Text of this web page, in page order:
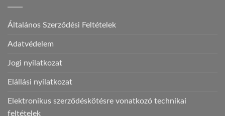
Általános Szerződési Feltételek
Adatvédelem
Jogi nyilatkozat
Elállási nyilatkozat
Elektronikus szerződéskötésre vonatkozó technikai
feltételek